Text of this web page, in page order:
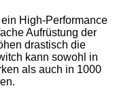
High-Performance
Aufrüstung der
drastisch die
kann sowohl in
als auch in 1000